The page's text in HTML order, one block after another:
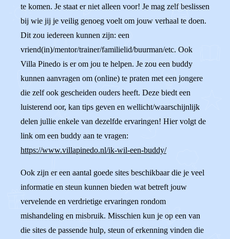
te komen. Je staat er niet alleen voor! Je mag zelf beslissen
bij wie jij je veilig genoeg voelt om jouw verhaal te doen.
Dit zou iedereen kunnen zijn: een
vriend(in)/mentor/trainer/familielid/buurman/etc. Ook
Villa Pinedo is er om jou te helpen. Je zou een buddy
kunnen aanvragen om (online) te praten met een jongere
die zelf ook gescheiden ouders heeft. Deze biedt een
luisterend oor, kan tips geven en wellicht/waarschijnlijk
delen jullie enkele van dezelfde ervaringen! Hier volgt de
link om een buddy aan te vragen:
https://www.villapinedo.nl/ik-wil-een-buddy/
Ook zijn er een aantal goede sites beschikbaar die je veel
informatie en steun kunnen bieden wat betreft jouw
vervelende en verdrietige ervaringen rondom
mishandeling en misbruik. Misschien kun je op een van
die sites de passende hulp, steun of erkenning vinden die